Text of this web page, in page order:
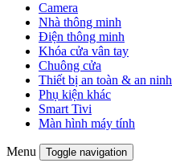
Camera
Nhà thông minh
Điện thông minh
Khóa cửa vân tay
Chuông cửa
Thiết bị an toàn & an ninh
Phụ kiện khác
Smart Tivi
Màn hình máy tính
Menu Toggle navigation